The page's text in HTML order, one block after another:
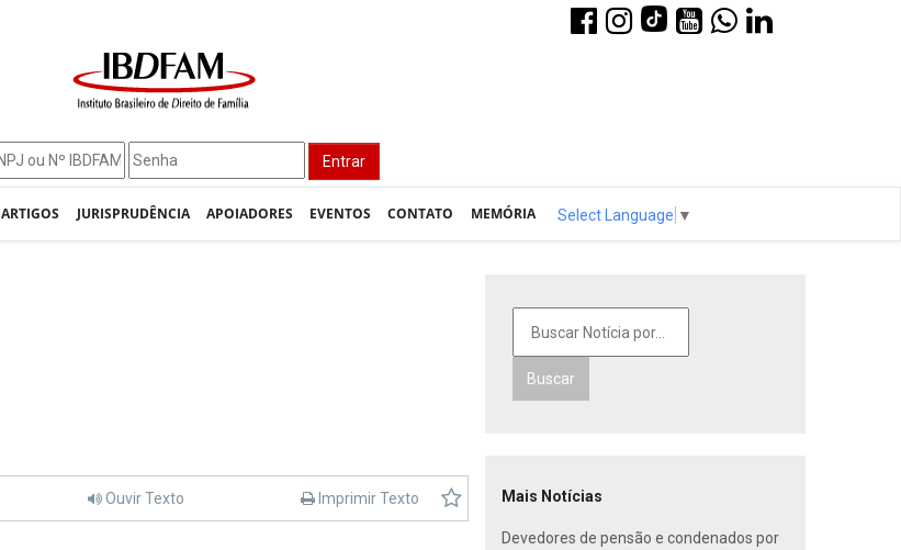
Entrar
ARTIGOS JURISPRUDÊNCIA APOIADORES EVENTOS CONTATO MEMÓRIA Select Language ▼
Ouvir Texto Imprimir Texto
Buscar
Mais Notícias
Devedores de pensão e condenados por